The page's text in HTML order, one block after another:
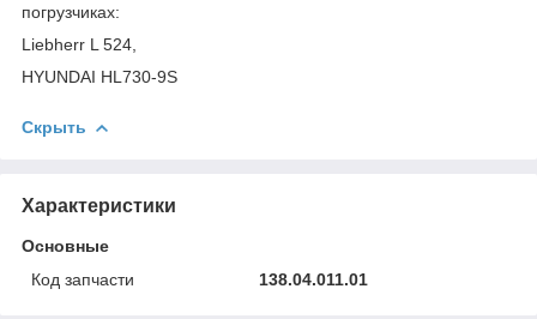
погрузчиках:
Liebherr L 524,
HYUNDAI HL730-9S
Скрыть
Характеристики
Основные
Код запчасти
138.04.011.01